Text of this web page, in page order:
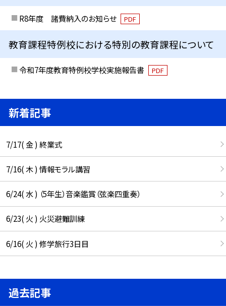
R8年度 諸費納入のお知らせ PDF
教育課程特例校における特別の教育課程について
令和7年度教育特例校学校実施報告書 PDF
新着記事
7/17( 金 ) 終業式
7/16( 木 ) 情報モラル講習
6/24( 水 ) （5年生）音楽鑑賞（弦楽四重奏）
6/23( 火 ) 火災避難訓練
6/16( 火 ) 修学旅行3日目
過去記事